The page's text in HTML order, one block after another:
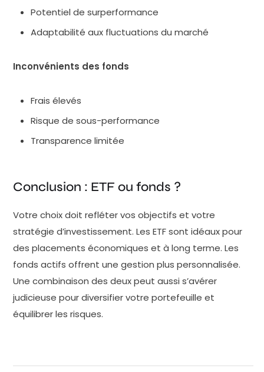
Potentiel de surperformance
Adaptabilité aux fluctuations du marché
Inconvénients des fonds
Frais élevés
Risque de sous-performance
Transparence limitée
Conclusion : ETF ou fonds ?
Votre choix doit refléter vos objectifs et votre
stratégie d’investissement. Les ETF sont idéaux pour
des placements économiques et à long terme. Les
fonds actifs offrent une gestion plus personnalisée.
Une combinaison des deux peut aussi s’avérer
judicieuse pour diversifier votre portefeuille et
équilibrer les risques.